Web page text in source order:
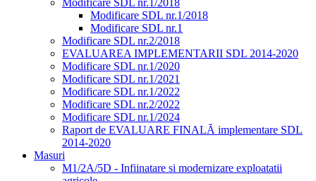
Modificare SDL nr.1/2018
Modificare SDL nr.1/2018
Modificare SDL nr.1
Modificare SDL nr.2/2018
EVALUAREA IMPLEMENTARII SDL 2014-2020
Modificare SDL nr.1/2020
Modificare SDL nr.1/2021
Modificare SDL nr.1/2022
Modificare SDL nr.2/2022
Modificare SDL nr.1/2024
Raport de EVALUARE FINALĂ implementare SDL
2014-2020
Masuri
M1/2A/5D - Infiinatare si modernizare exploatatii